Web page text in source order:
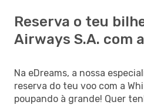
Reserva o teu
Airways S.A. com
Na eDreams, a nossa
reserva do teu voo com a
poupando à grande! Quer